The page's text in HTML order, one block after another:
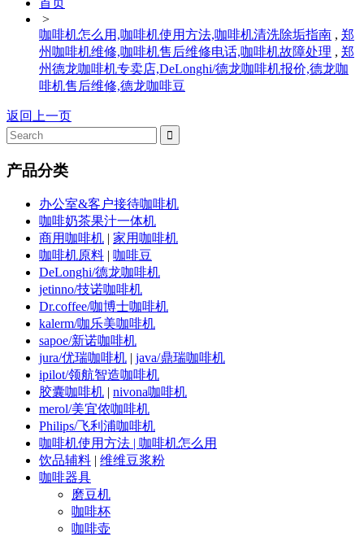
首页
>
咖啡机怎么用,咖啡机使用方法,咖啡机清洗除垢指南 , 郑
州咖啡机维修,咖啡机售后维修电话,咖啡机故障处理 , 郑
州德龙咖啡机专卖店,DeLonghi/德龙咖啡机报价,德龙咖
啡机售后维修,德龙咖啡豆
返回上一页
产品分类
办公室&客户接待咖啡机
咖啡奶茶果汁一体机
商用咖啡机 | 家用咖啡机
咖啡机原料 | 咖啡豆
DeLonghi/德龙咖啡机
jetinno/技诺咖啡机
Dr.coffee/咖博士咖啡机
kalerm/咖乐美咖啡机
sapoe/新诺咖啡机
jura/优瑞咖啡机 | java/鼎瑞咖啡机
ipilot/领航智造咖啡机
胶囊咖啡机 | nivona咖啡机
merol/美宜侬咖啡机
Philips/飞利浦咖啡机
咖啡机使用方法 | 咖啡机怎么用
饮品辅料 | 维维豆浆粉
咖啡器具
磨豆机
咖啡杯
咖啡壶